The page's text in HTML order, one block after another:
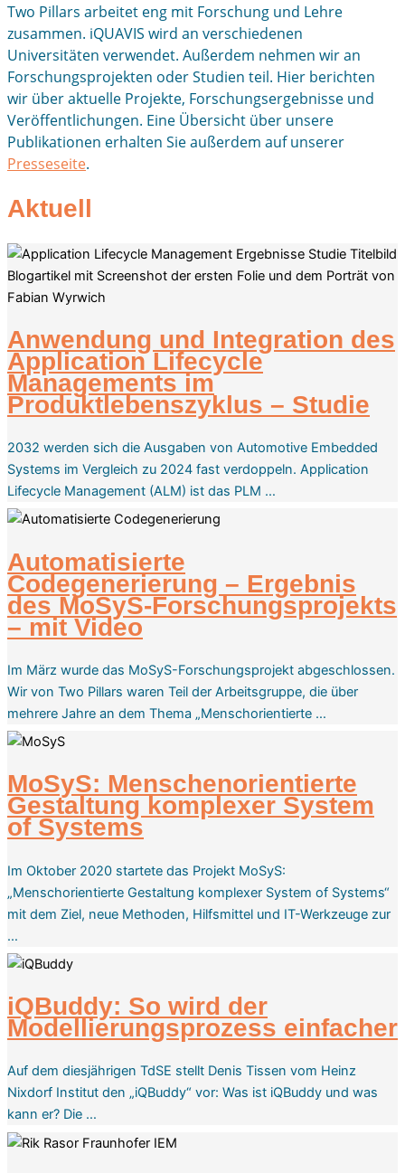
Two Pillars arbeitet eng mit Forschung und Lehre
zusammen. iQUAVIS wird an verschiedenen
Universitäten verwendet. Außerdem nehmen wir an
Forschungsprojekten oder Studien teil. Hier berichten
wir über aktuelle Projekte, Forschungsergebnisse und
Veröffentlichungen. Eine Übersicht über unsere
Publikationen erhalten Sie außerdem auf unserer
Presseseite.
Aktuell
Anwendung und Integration des
Application Lifecycle
Managements im
Produktlebenszyklus – Studie
2032 werden sich die Ausgaben von Automotive Embedded
Systems im Vergleich zu 2024 fast verdoppeln. Application
Lifecycle Management (ALM) ist das PLM …
Automatisierte
Codegenerierung – Ergebnis
des MoSyS-Forschungsprojekts
– mit Video
Im März wurde das MoSyS-Forschungsprojekt abgeschlossen.
Wir von Two Pillars waren Teil der Arbeitsgruppe, die über
mehrere Jahre an dem Thema „Menschorientierte …
MoSyS: Menschenorientierte
Gestaltung komplexer System
of Systems
Im Oktober 2020 startete das Projekt MoSyS:
„Menschorientierte Gestaltung komplexer System of Systems“
mit dem Ziel, neue Methoden, Hilfsmittel und IT-Werkzeuge zur
…
iQBuddy: So wird der
Modellierungsprozess einfacher
Auf dem diesjährigen TdSE stellt Denis Tissen vom Heinz
Nixdorf Institut den „iQBuddy“ vor: Was ist iQBuddy und was
kann er? Die …